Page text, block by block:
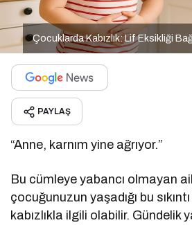
Çocuklarda Kabızlık: Lif Eksikliği
PAYLAŞ
“Anne, karnım yine ağrıyor.”
Bu cümleye yabancı olmayan
çocuğunuzun yaşadığı bu
kabızlıkla ilgili olabilir. Gündelik